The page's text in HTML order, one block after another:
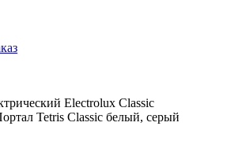
Electrolux Classic
Tetris Classic белый, серый